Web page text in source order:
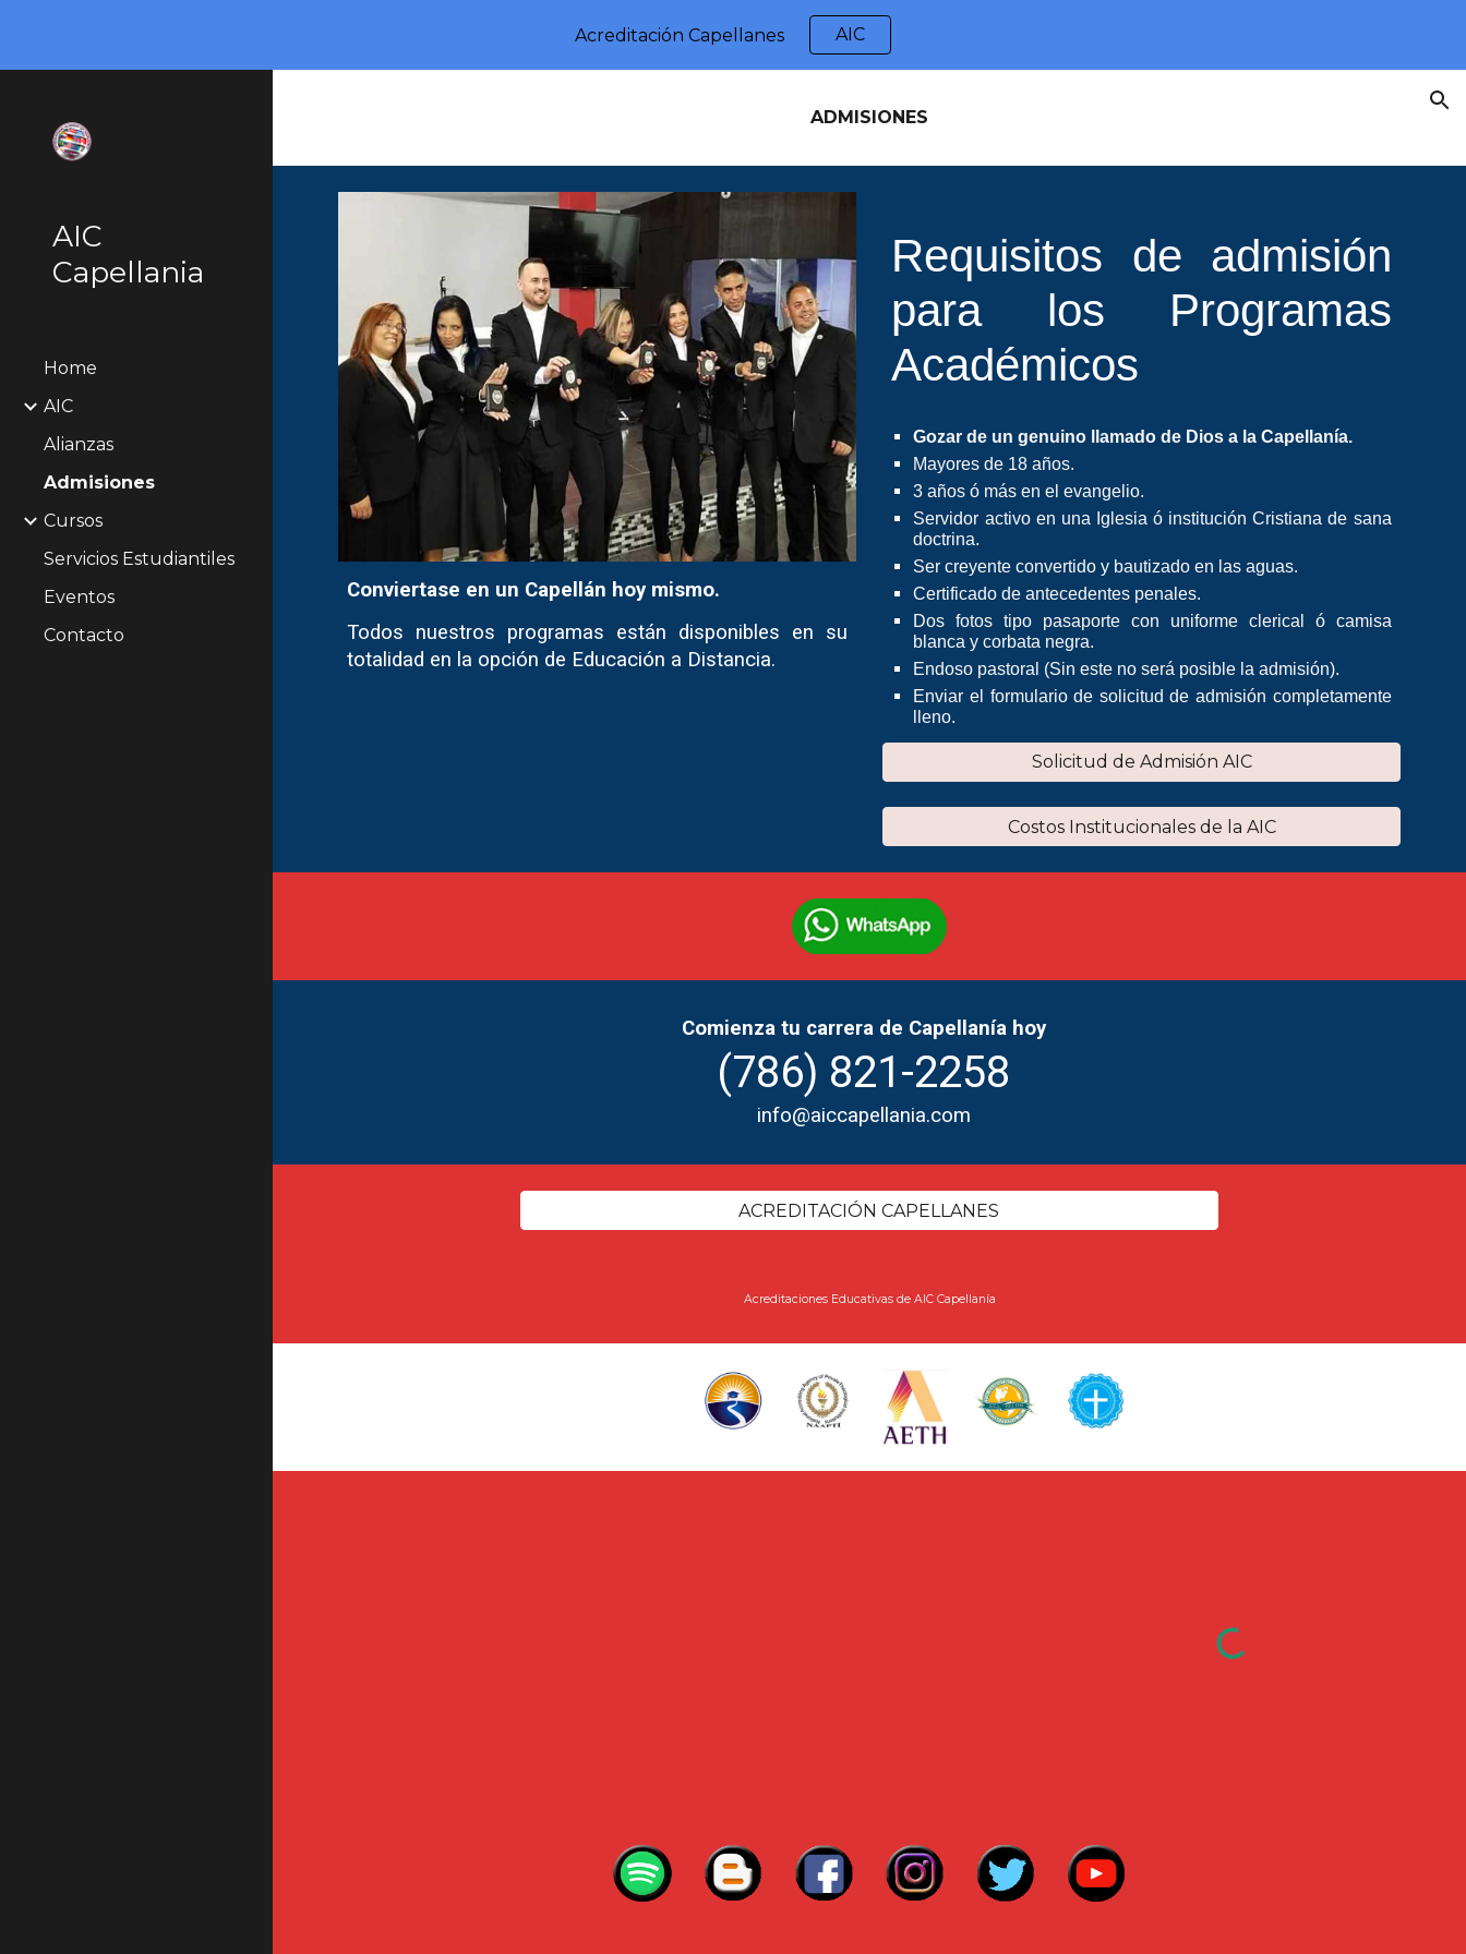
Skip to main content Skip to navigation
Acreditación Capellanes AIC
AIC
Capellania
Home
AIC
Alianzas
Admisiones
Cursos
Servicios Estudiantiles
Eventos
Contacto
ADMISIONES
Conviertase en un Capellán hoy mismo.
Todos nuestros programas están disponibles en su
totalidad en la opción de Educación a Distancia.
Requisitos de admisión
para los Programas
Académicos
Gozar de un genuino llamado de Dios a la Capellanía.
Mayores de 18 años.
3 años ó más en el evangelio.
Servidor activo en una Iglesia ó institución Cristiana de sana
doctrina.
Ser creyente convertido y bautizado en las aguas.
Certificado de antecedentes penales.
Dos fotos tipo pasaporte con uniforme clerical ó camisa
blanca y corbata negra.
Endoso pastoral (Sin este no será posible la admisión).
Enviar el formulario de solicitud de admisión completamente
lleno.
Solicitud de Admisión AIC
Costos Institucionales de la AIC
Comienza tu carrera de Capellanía hoy
(786) 821-2258
info@aiccapellania.com
ACREDITACIÓN CAPELLANES
Acreditaciones Educativas de AIC Capellanía